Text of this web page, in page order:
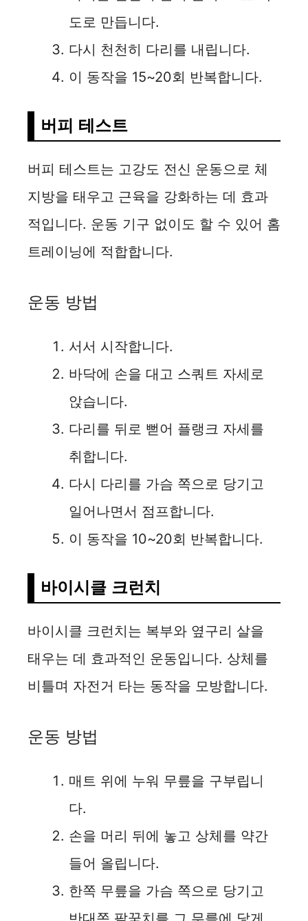
도로 만듭니다.
다시 천천히 다리를 내립니다.
이 동작을 15~20회 반복합니다.
버피 테스트
버피 테스트는 고강도 전신 운동으로 체
지방을 태우고 근육을 강화하는 데 효과
적입니다. 운동 기구 없이도 할 수 있어 홈
트레이닝에 적합합니다.
운동 방법
서서 시작합니다.
바닥에 손을 대고 스쿼트 자세로
앉습니다.
다리를 뒤로 뻗어 플랭크 자세를
취합니다.
다시 다리를 가슴 쪽으로 당기고
일어나면서 점프합니다.
이 동작을 10~20회 반복합니다.
바이시클 크런치
바이시클 크런치는 복부와 옆구리 살을
태우는 데 효과적인 운동입니다. 상체를
비틀며 자전거 타는 동작을 모방합니다.
운동 방법
매트 위에 누워 무릎을 구부립니
다.
손을 머리 뒤에 놓고 상체를 약간
들어 올립니다.
한쪽 무릎을 가슴 쪽으로 당기고